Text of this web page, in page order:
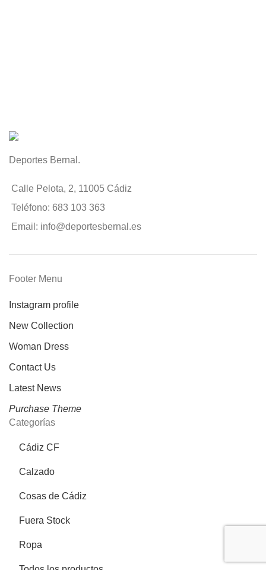
Deportes Bernal.
Calle Pelota, 2, 11005 Cádiz
Teléfono: 683 103 363
Email: info@deportesbernal.es
Footer Menu
Instagram profile
New Collection
Woman Dress
Contact Us
Latest News
Purchase Theme
Categorías
Cádiz CF
Calzado
Cosas de Cádiz
Fuera Stock
Ropa
Todos los productos